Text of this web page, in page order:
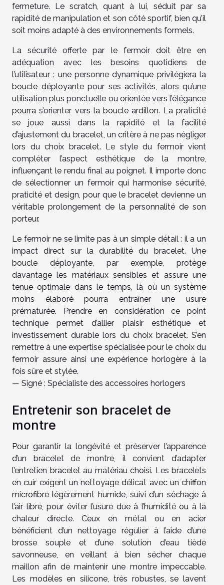
fermeture. Le scratch, quant à lui, séduit par sa
rapidité de manipulation et son côté sportif, bien qu’il
soit moins adapté à des environnements formels.
La sécurité offerte par le fermoir doit être en
adéquation avec les besoins quotidiens de
l’utilisateur : une personne dynamique privilégiera la
boucle déployante pour ses activités, alors qu’une
utilisation plus ponctuelle ou orientée vers l’élégance
pourra s’orienter vers la boucle ardillon. La praticité
se joue aussi dans la rapidité et la facilité
d’ajustement du bracelet, un critère à ne pas négliger
lors du choix bracelet. Le style du fermoir vient
compléter l’aspect esthétique de la montre,
influençant le rendu final au poignet. Il importe donc
de sélectionner un fermoir qui harmonise sécurité,
praticité et design, pour que le bracelet devienne un
véritable prolongement de la personnalité de son
porteur.
Le fermoir ne se limite pas à un simple détail : il a un
impact direct sur la durabilité du bracelet. Une
boucle déployante, par exemple, protège
davantage les matériaux sensibles et assure une
tenue optimale dans le temps, là où un système
moins élaboré pourra entraîner une usure
prématurée. Prendre en considération ce point
technique permet d’allier plaisir esthétique et
investissement durable lors du choix bracelet. S’en
remettre à une expertise spécialisée pour le choix du
fermoir assure ainsi une expérience horlogère à la
fois sûre et stylée.
— Signé : Spécialiste des accessoires horlogers
Entretenir son bracelet de
montre
Pour garantir la longévité et préserver l’apparence
d’un bracelet de montre, il convient d’adapter
l’entretien bracelet au matériau choisi. Les bracelets
en cuir exigent un nettoyage délicat avec un chiffon
microfibre légèrement humide, suivi d’un séchage à
l’air libre, pour éviter l’usure due à l’humidité ou à la
chaleur directe. Ceux en métal ou en acier
bénéficient d’un nettoyage régulier à l’aide d’une
brosse souple et d’une solution d’eau tiède
savonneuse, en veillant à bien sécher chaque
maillon afin de maintenir une montre impeccable.
Les modèles en silicone, très robustes, se lavent